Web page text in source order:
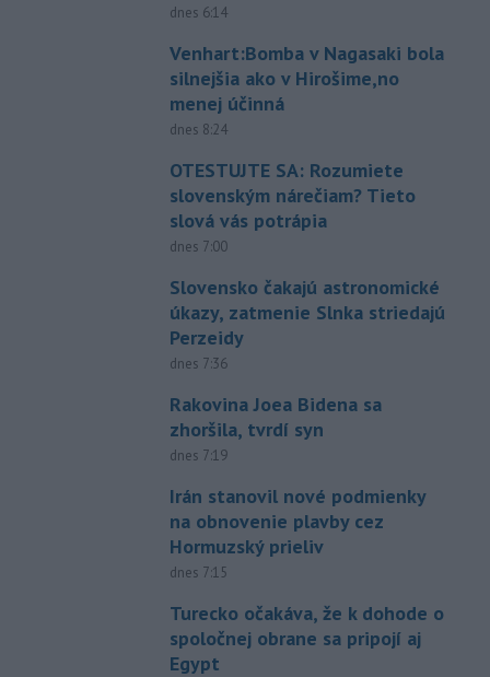
dnes 6:14
Venhart:Bomba v Nagasaki bola
silnejšia ako v Hirošime,no
menej účinná
dnes 8:24
OTESTUJTE SA: Rozumiete
slovenským nárečiam? Tieto
slová vás potrápia
dnes 7:00
Slovensko čakajú astronomické
úkazy, zatmenie Slnka striedajú
Perzeidy
dnes 7:36
Rakovina Joea Bidena sa
zhoršila, tvrdí syn
dnes 7:19
Irán stanovil nové podmienky
na obnovenie plavby cez
Hormuzský prieliv
dnes 7:15
Turecko očakáva, že k dohode o
spoločnej obrane sa pripojí aj
Egypt